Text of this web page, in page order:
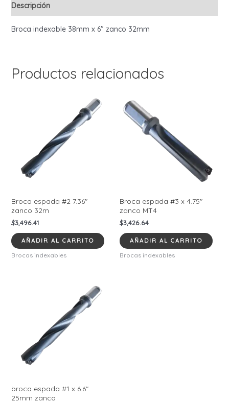
Descripción
Broca indexable 38mm x 6″ zanco 32mm
Productos relacionados
Broca espada #2 7.36″
zanco 32m
$3,496.41
AÑADIR AL CARRITO
Brocas indexables
Broca espada #3 x 4.75″
zanco MT4
$3,426.64
AÑADIR AL CARRITO
Brocas indexables
broca espada #1 x 6.6″
25mm zanco